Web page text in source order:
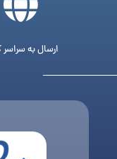
ارسال به